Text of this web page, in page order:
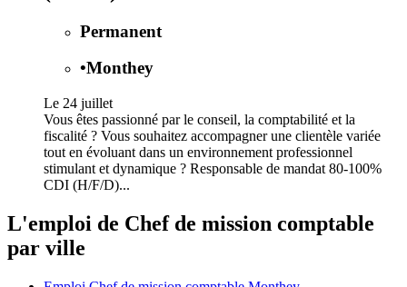
Permanent
•Monthey
Le 24 juillet
Vous êtes passionné par le conseil, la comptabilité et la
fiscalité ? Vous souhaitez accompagner une clientèle variée
tout en évoluant dans un environnement professionnel
stimulant et dynamique ? Responsable de mandat 80-100%
CDI (H/F/D)...
L'emploi de Chef de mission comptable
par ville